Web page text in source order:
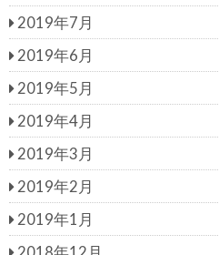
2019年7月
2019年6月
2019年5月
2019年4月
2019年3月
2019年2月
2019年1月